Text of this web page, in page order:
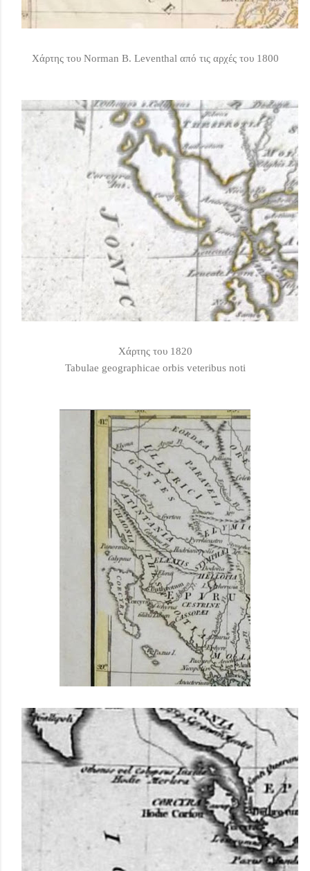
Χάρτης του Norman B. Leventhal από τις αρχές του 1800
Χάρτης του 1820
Tabulae geographicae orbis veteribus noti